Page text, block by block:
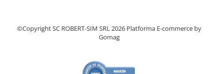
©Copyright SC ROBERT-SIM SRL 2026 Platforma E-commerce by
Gomag